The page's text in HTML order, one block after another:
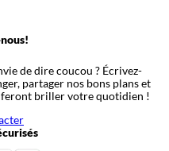
de dire coucou ? Écrivez-
partager nos bons plans et
feront briller votre quotidien !